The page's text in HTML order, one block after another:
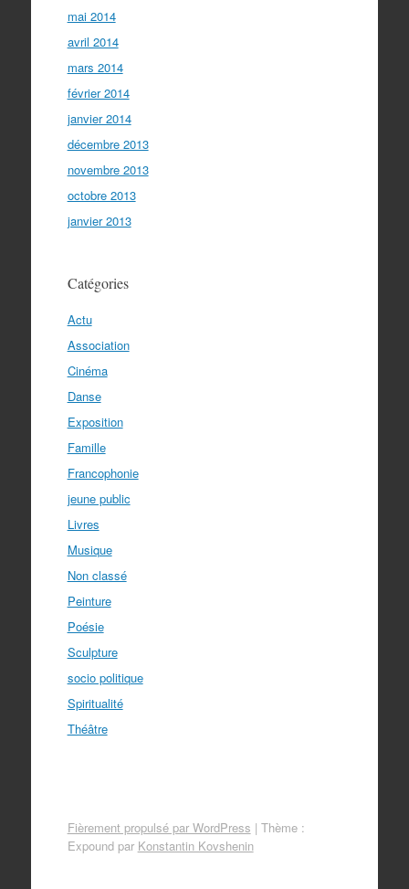
mai 2014
avril 2014
mars 2014
février 2014
janvier 2014
décembre 2013
novembre 2013
octobre 2013
janvier 2013
Catégories
Actu
Association
Cinéma
Danse
Exposition
Famille
Francophonie
jeune public
Livres
Musique
Non classé
Peinture
Poésie
Sculpture
socio politique
Spiritualité
Théâtre
Fièrement propulsé par WordPress | Thème :
Expound par Konstantin Kovshenin